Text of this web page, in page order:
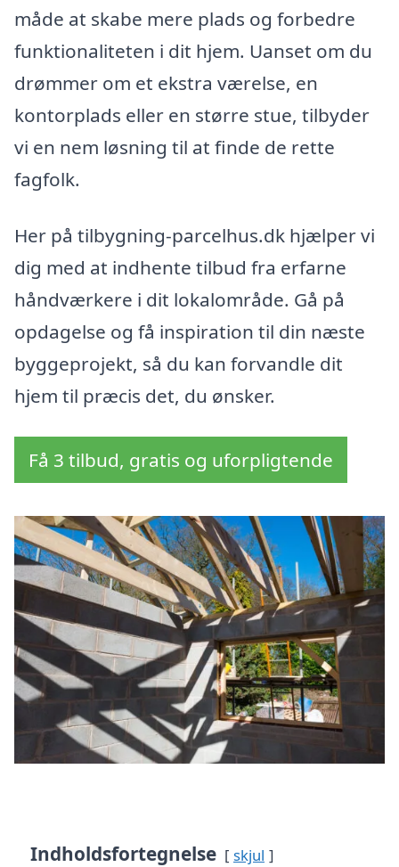
måde at skabe mere plads og forbedre
funktionaliteten i dit hjem. Uanset om du
drømmer om et ekstra værelse, en
kontorplads eller en større stue, tilbyder
vi en nem løsning til at finde de rette
fagfolk.
Her på tilbygning-parcelhus.dk hjælper vi
dig med at indhente tilbud fra erfarne
håndværkere i dit lokalområde. Gå på
opdagelse og få inspiration til din næste
byggeprojekt, så du kan forvandle dit
hjem til præcis det, du ønsker.
Få 3 tilbud, gratis og uforpligtende
Indholdsfortegnelse skjul